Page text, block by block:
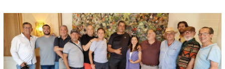
2
5